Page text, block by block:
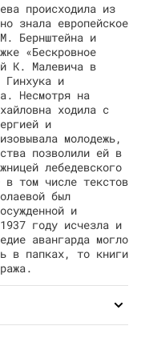
происходила из
знала европейское
Бернштейна и
«Бескровное
К. Малевича в
Гинхука и
Несмотря на
ходила с
и
молодежь,
позволили ей в
лебедевского
в том числе текстов
был
и
году исчезла и
авангарда могло
в папках, то книги